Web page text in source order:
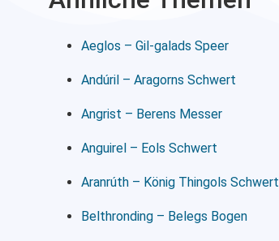
Aeglos – Gil-galads Speer
Andúril – Aragorns Schwert
Angrist – Berens Messer
Anguirel – Eols Schwert
Aranrúth – König Thingols Schwert
Belthronding – Belegs Bogen